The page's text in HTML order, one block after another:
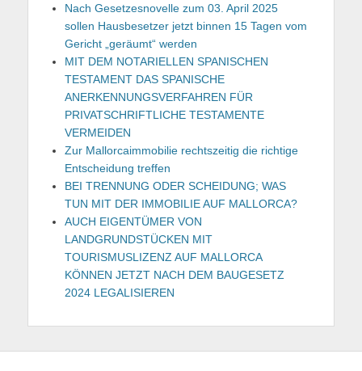
Nach Gesetzesnovelle zum 03. April 2025
sollen Hausbesetzer jetzt binnen 15 Tagen vom
Gericht „geräumt“ werden
MIT DEM NOTARIELLEN SPANISCHEN
TESTAMENT DAS SPANISCHE
ANERKENNUNGSVERFAHREN FÜR
PRIVATSCHRIFTLICHE TESTAMENTE
VERMEIDEN
Zur Mallorcaimmobilie rechtszeitig die richtige
Entscheidung treffen
BEI TRENNUNG ODER SCHEIDUNG; WAS
TUN MIT DER IMMOBILIE AUF MALLORCA?
AUCH EIGENTÜMER VON
LANDGRUNDSTÜCKEN MIT
TOURISMUSLIZENZ AUF MALLORCA
KÖNNEN JETZT NACH DEM BAUGESETZ
2024 LEGALISIEREN